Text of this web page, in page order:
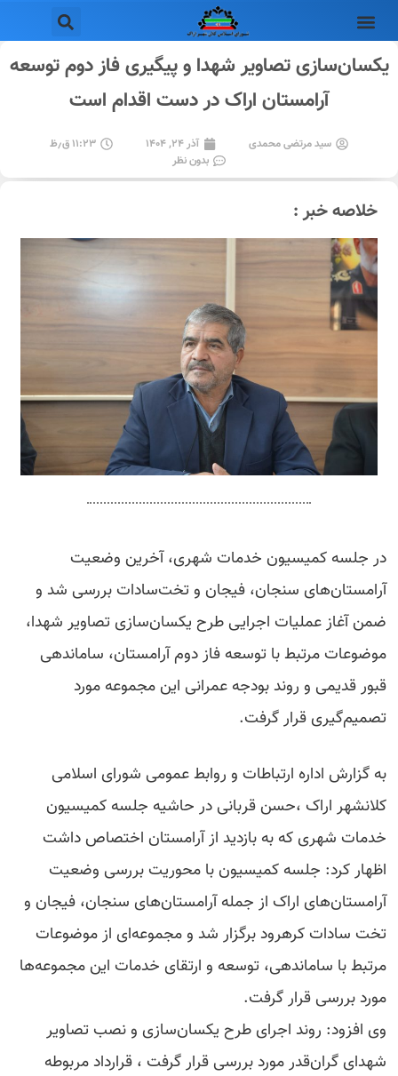
یکسان‌سازی تصاویر شهدا و پیگیری فاز دوم توسعه
آرامستان اراک در دست اقدام است
سید مرتضی محمدی آذر ۲۴, ۱۴۰۴
۱۱:۲۳ ق٫ظ
بدون نظر
خلاصه خبر :
در جلسه کمیسیون خدمات شهری، آخرین وضعیت
آرامستان‌های سنجان، فیجان و تخت‌سادات بررسی شد و
ضمن آغاز عملیات اجرایی طرح یکسان‌سازی تصاویر شهدا،
موضوعات مرتبط با توسعه فاز دوم آرامستان، ساماندهی
قبور قدیمی و روند بودجه‌ عمرانی این مجموعه مورد
تصمیم‌گیری قرار گرفت.
به گزارش اداره ارتباطات و روابط عمومی شورای اسلامی
کلانشهر اراک ،حسن قربانی در حاشیه جلسه کمیسیون
خدمات شهری که به بازدید از آرامستان اختصاص داشت
اظهار کرد: جلسه کمیسیون با محوریت بررسی وضعیت
آرامستان‌های اراک از جمله آرامستان‌های سنجان، فیجان و
تخت سادات کرهرود برگزار شد و مجموعه‌ای از موضوعات
مرتبط با ساماندهی، توسعه و ارتقای خدمات این مجموعه‌ها
مورد بررسی قرار گرفت.
وی افزود: روند اجرای طرح یکسان‌سازی و نصب تصاویر
شهدای گران‌قدر مورد بررسی قرار گرفت ، قرارداد مربوطه